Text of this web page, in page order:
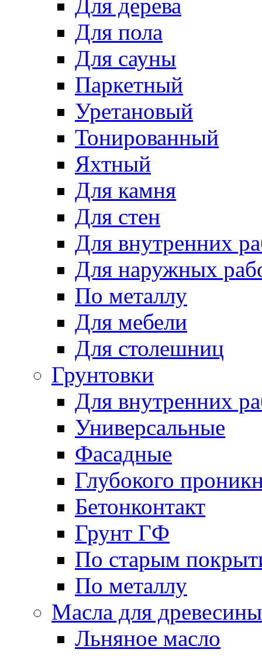
Для дерева
Для пола
Для сауны
Паркетный
Уретановый
Тонированный
Яхтный
Для камня
Для стен
Для внутренних
Для наружных
По металлу
Для мебели
Для столешниц
Грунтовки
Для внутренних
Универсальные
Фасадные
Глубокого
Бетонконтакт
Грунт ГФ
По старым
По металлу
Масла для древесины
Льняное масло